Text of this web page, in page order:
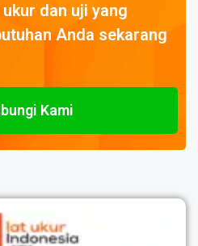
dan uji yang
Anda sekarang
Kami